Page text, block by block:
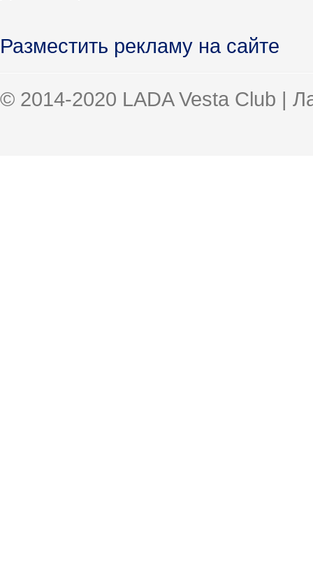
Разместить рекламу на сайте
© 2014-2020 LADA Vesta Club |